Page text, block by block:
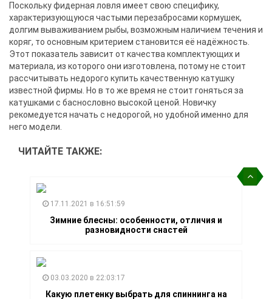
Поскольку фидерная ловля имеет свою специфику,
характеризующуюся частыми перезабросами кормушек,
долгим вываживанием рыбы, возможным наличием течения и
коряг, то основным критерием становится её надёжность.
Этот показатель зависит от качества комплектующих и
материала, из которого они изготовлена, потому не стоит
рассчитывать недорого купить качественную катушку
известной фирмы. Но в то же время не стоит гоняться за
катушками с баснословно высокой ценой. Новичку
рекомедуется начать с недорогой, но удобной именно для
него модели.
ЧИТАЙТЕ ТАКЖЕ:
17.11.2021 в 16:51:59
Зимние блесны: особенности, отличия и
разновидности снастей
03.03.2020 в 22:03:17
Какую плетенку выбрать для спиннинга на